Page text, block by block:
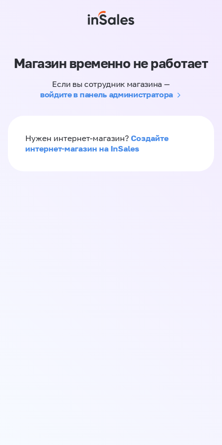
Магазин временно не работает
Если вы сотрудник магазина —
войдите в панель администратора
Нужен интернет-магазин? Создайте
интернет-магазин на InSales